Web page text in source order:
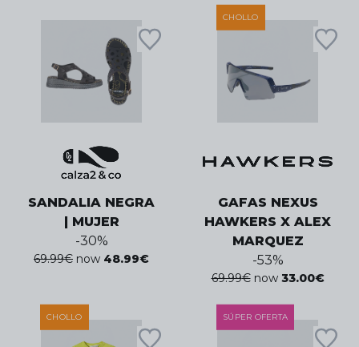
SANDALIA NEGRA
| MUJER
-30%
69.99€ now 48.99€
CHOLLO
GAFAS NEXUS
HAWKERS X ALEX
MARQUEZ
-53%
69.99€ now 33.00€
CHOLLO SÚPER OFERTA